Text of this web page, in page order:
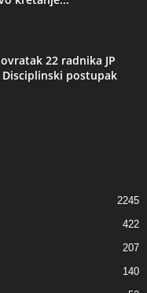
22 radnika JP
postupak
2245
422
207
140